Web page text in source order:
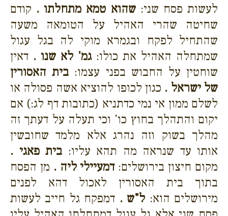
לעשות פסח שני:שהוא טמא מתחלתו . קודם
שחיטה שהרי האהיל על הטומאה משעה
שהתחיל לפקח ובגמרא מוקי לה בגל עגול
שמתחלה האהיל את כולו:גמ' לא שנו . דאין
שוחטין על החבוש בפני עצמו: בית האסורין
של ישראל . כגון לכופו להוציא אשה פסולה או
לשלם ממון אי נמי כדתניא (כתובות דף לג:) אם
יקום והתהלך בחוץ כו' וכי תעלה על דעתך זה
מהלך בשוק וזה נהרג אלא מלמד שחובשין
אותו עד שנראה מה תהא עליו: בית פאגי .
מקום חיצון בירושלים:דמעיילי ליה . מן הפסח
בתוך בית האסורין לאכול דהא לפנים
מירושלים הוא: ל"ש . דמפקח גל חייב לעשות